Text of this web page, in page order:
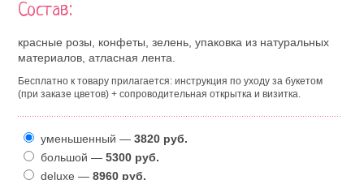
Состав:
красные розы, конфеты, зелень, упаковка из натуральных
материалов, атласная лента.
Бесплатно к товару прилагается: инструкция по уходу за букетом
(при заказе цветов) + сопроводительная открытка и визитка.
уменьшенный — 3820 руб.
большой — 5300 руб.
deluxe — 8960 руб.